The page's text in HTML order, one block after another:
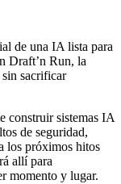
de una IA lista para
Draft’n Run, la
sacrificar
construir sistemas IA
de seguridad,
los próximos hitos
allí para
momento y lugar.